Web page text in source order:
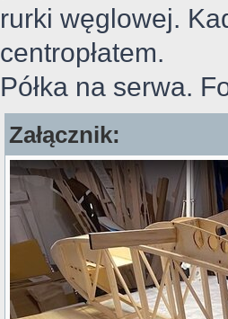
rurki węglowej.
centropłatem.
Półka na serwa.
Załącznik: